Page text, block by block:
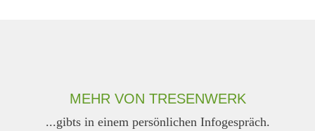
MEHR VON TRESENWERK
...gibts in einem persönlichen Infogespräch.